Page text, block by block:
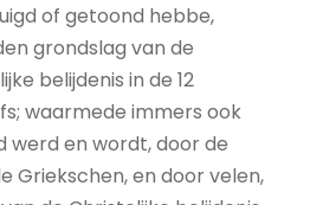
of getoond hebbe,
grondslag van de
belijdenis in de 12
waarmede immers ook
werd en wordt, door de
Griekschen, en door velen,